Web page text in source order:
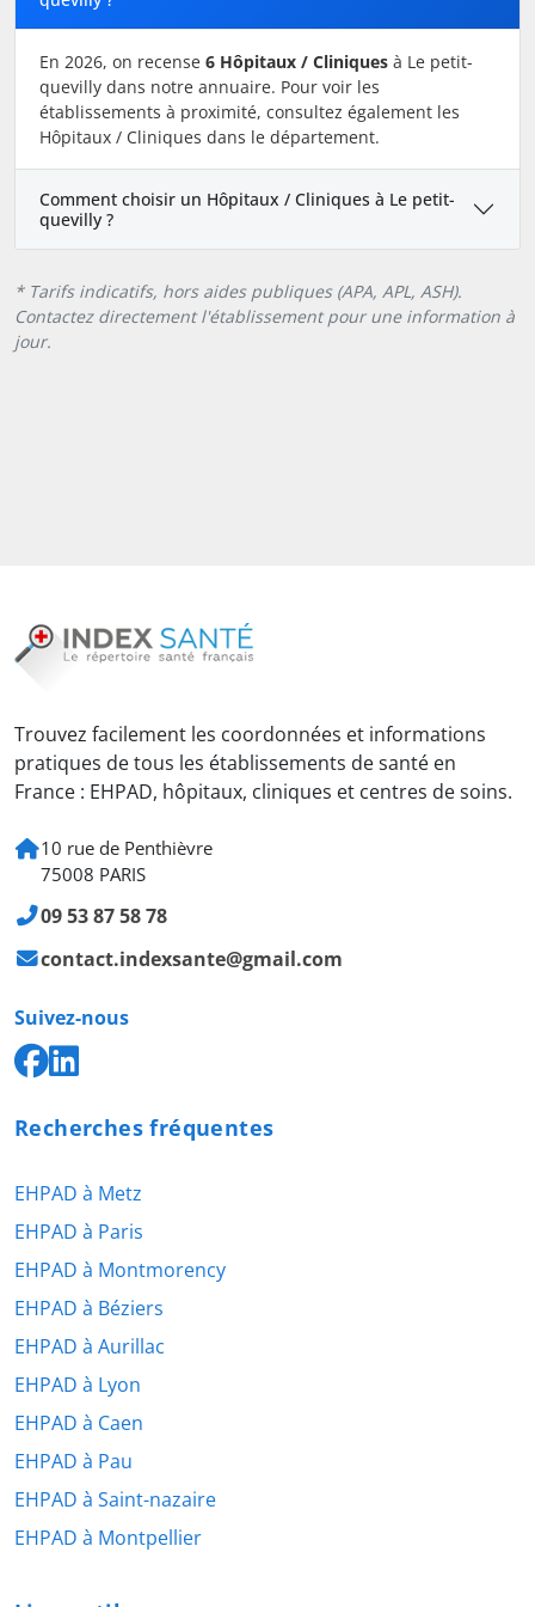
En 2026, on recense 6 Hôpitaux / Cliniques à Le petit-
quevilly dans notre annuaire. Pour voir les
établissements à proximité, consultez également les
Hôpitaux / Cliniques dans le département.
Comment choisir un Hôpitaux / Cliniques à Le petit-
quevilly ?
* Tarifs indicatifs, hors aides publiques (APA, APL, ASH).
Contactez directement l'établissement pour une information à
jour.
Trouvez facilement les coordonnées et informations
pratiques de tous les établissements de santé en
France : EHPAD, hôpitaux, cliniques et centres de soins.
10 rue de Penthièvre
75008 PARIS
09 53 87 58 78
contact.indexsante@gmail.com
Suivez-nous
Recherches fréquentes
EHPAD à Metz
EHPAD à Paris
EHPAD à Montmorency
EHPAD à Béziers
EHPAD à Aurillac
EHPAD à Lyon
EHPAD à Caen
EHPAD à Pau
EHPAD à Saint-nazaire
EHPAD à Montpellier